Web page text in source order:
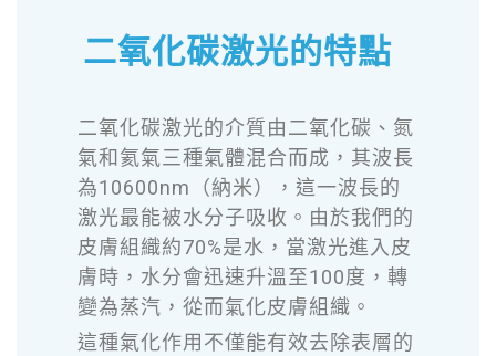
二氧化碳激光的特點
二氧化碳激光的介質由二氧化碳、氮
氣和氦氣三種氣體混合而成，其波長
為10600nm（納米），這一波長的
激光最能被水分子吸收。由於我們的
皮膚組織約70%是水，當激光進入皮
膚時，水分會迅速升溫至100度，轉
變為蒸汽，從而氣化皮膚組織。
這種氣化作用不僅能有效去除表層的